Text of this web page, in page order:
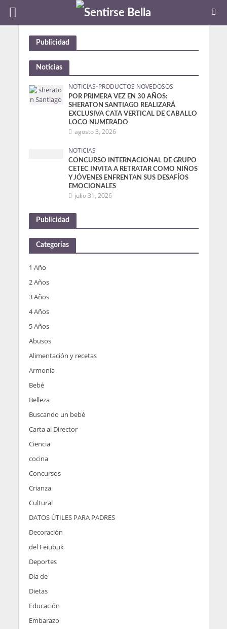
Publicidad
Noticias
NOTICIAS•PRODUCTOS NOVEDOSOS
POR PRIMERA VEZ EN 30 AÑOS:
SHERATON SANTIAGO REALIZARÁ
EXCLUSIVA CATA VERTICAL DE CABALLO
LOCO NUMERADO
agosto 3, 2026
NOTICIAS
CONCURSO INTERNACIONAL DE GRUPO
CETEC INVITA A RETRATAR COMO NIÑOS
Y JÓVENES ENFRENTAN SUS DESAFÍOS
EMOCIONALES
julio 31, 2026
Publicidad
Categorías
1 Año
2 Años
3 Años
4 Años
5 Años
Abusos
Alimentación y recetas
Armonia
Bebé
Belleza
Buscando un bebé
Carta al Director
Ciencia
cocina
Concursos
Crianza
Cultural
DATOS ÚTILES PARA PADRES
Decoración
del Feiubuk
Deportes
Día de
Dietas
Educación
Embarazo